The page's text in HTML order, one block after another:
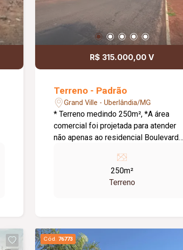
R$ 315.000,00 V
Terreno - Padrão
Grand Ville - Uberlândia/MG
* Terreno medindo 250m², *A área
comercial foi projetada para atender
não apenas ao residencial Boulevard
que é composto por diversos bairros e
condomínios, * A região carece de
determinados tipos de comércio,
250m²
Terreno
Cód. 76773